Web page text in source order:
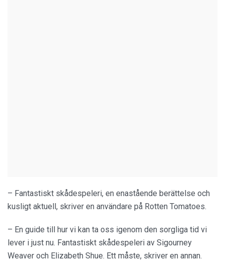
– Fantastiskt skådespeleri, en enastående berättelse och
kusligt aktuell, skriver en användare på Rotten Tomatoes.
– En guide till hur vi kan ta oss igenom den sorgliga tid vi
lever i just nu. Fantastiskt skådespeleri av Sigourney
Weaver och Elizabeth Shue. Ett måste, skriver en annan.